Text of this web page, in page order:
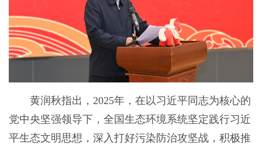
黄润秋指出，2025年，在以习近平同志为核心的
党中央坚强领导下，全国生态环境系统坚定践行习近
平生态文明思想，深入打好污染防治攻坚战，积极推